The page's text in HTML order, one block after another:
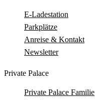
E-Ladestation
Parkplätze
Anreise & Kontakt
Newsletter
Private Palace
Private Palace Familie